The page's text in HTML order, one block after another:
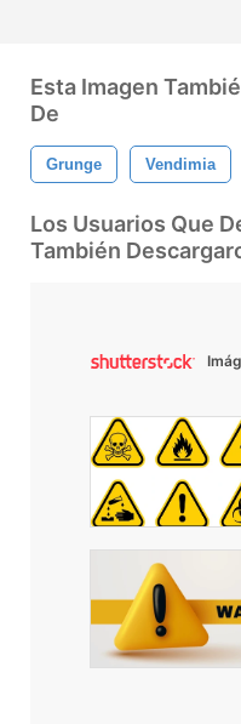
Esta Imagen
De
Grunge Vendimia
Los Usuarios Que
También